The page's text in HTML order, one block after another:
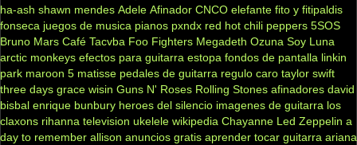
ha-ash shawn mendes Adele Afinador CNCO elefante fito y fitipaldis
fonseca juegos de musica pianos pxndx red hot chili peppers 5SOS
Bruno Mars Café Tacvba Foo Fighters Megadeth Ozuna Soy Luna
arctic monkeys efectos para guitarra estopa fondos de pantalla linkin
park maroon 5 matisse pedales de guitarra regulo caro taylor swift
three days grace wisin Guns N' Roses Rolling Stones afinadores david
bisbal enrique bunbury heroes del silencio imagenes de guitarra los
claxons rihanna television ukelele wikipedia Chayanne Led Zeppelin a
day to remember allison anuncios gratis aprender tocar guitarra ariana